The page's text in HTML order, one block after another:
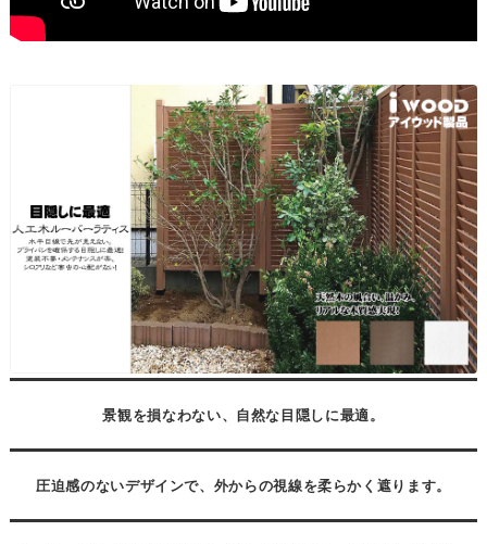
景観を損なわない、自然な目隠しに最適。
圧迫感のないデザインで、外からの視線を柔らかく遮ります。